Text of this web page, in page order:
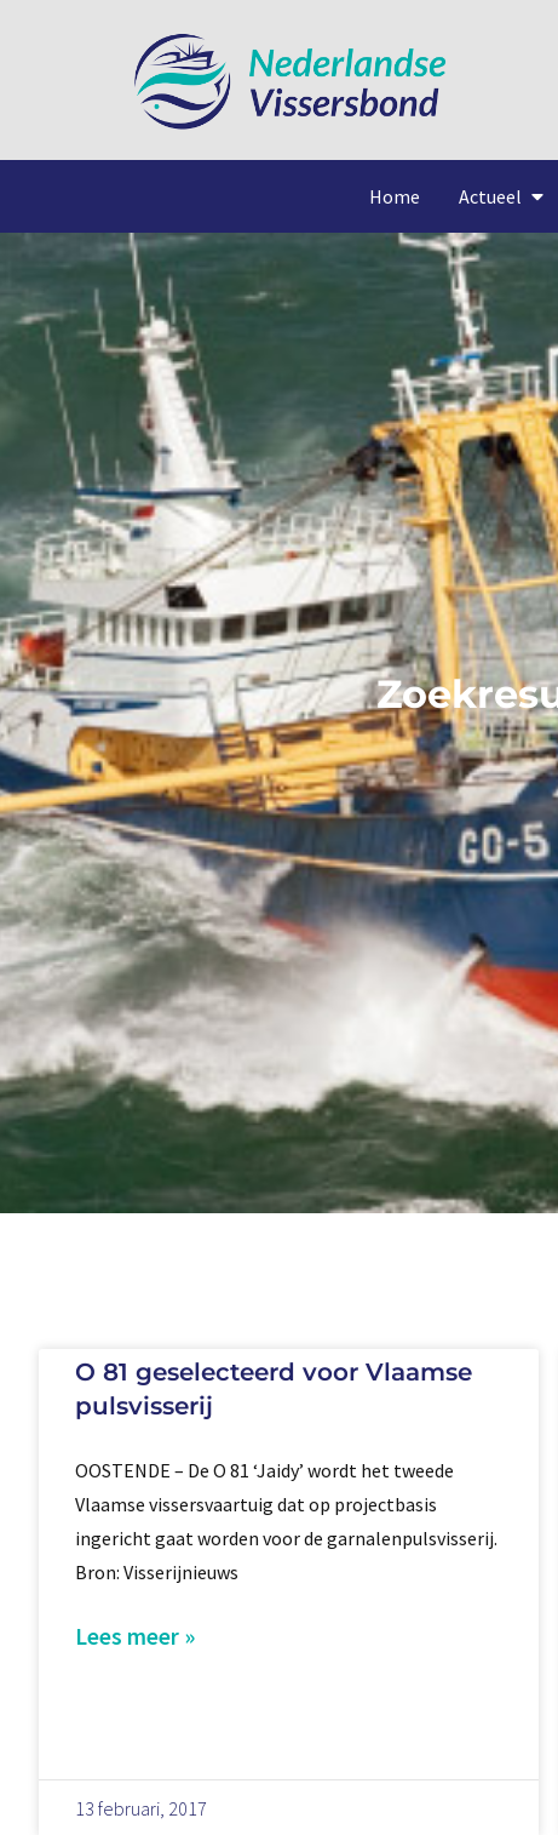
Home Actueel
O 81 geselecteerd voor Vlaamse
pulsvisserij
OOSTENDE – De O 81 ‘Jaidy’ wordt het tweede
Vlaamse vissersvaartuig dat op projectbasis
ingericht gaat worden voor de garnalenpulsvisserij.
Bron: Visserijnieuws
Lees meer »
13 februari, 2017